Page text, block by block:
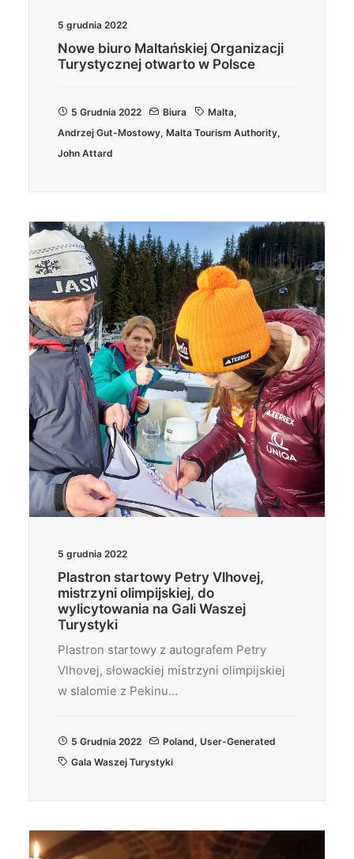
5 grudnia 2022
Nowe biuro Maltańskiej Organizacji
Turystycznej otwarto w Polsce
5 Grudnia 2022 Biura Malta,
Andrzej Gut-Mostowy, Malta Tourism Authority,
John Attard
5 grudnia 2022
Plastron startowy Petry Vlhovej,
mistrzyni olimpijskiej, do
wylicytowania na Gali Waszej
Turystyki
Plastron startowy z autografem Petry
Vlhovej, słowackiej mistrzyni olimpijskiej
w slalomie z Pekinu…
5 Grudnia 2022 Poland, User-Generated
Gala Waszej Turystyki